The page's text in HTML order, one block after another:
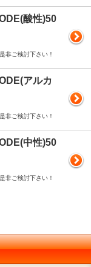
酸性)50
非ご検討下さい！
アルカ
非ご検討下さい！
中性)50
非ご検討下さい！